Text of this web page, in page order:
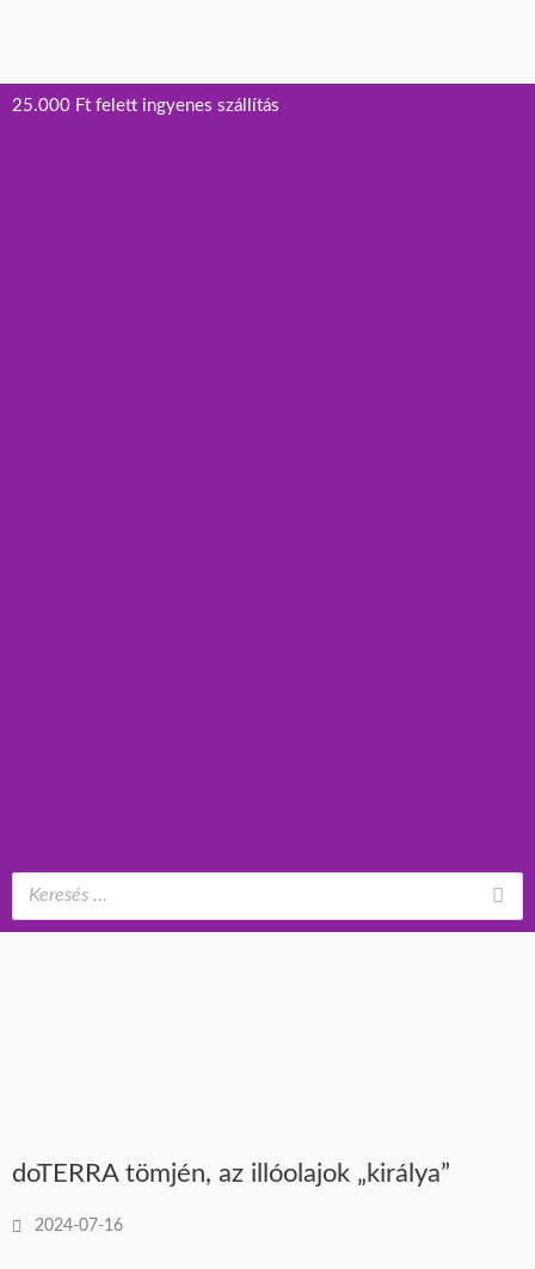
25.000 Ft felett ingyenes szállítás
doTERRA tömjén, az illóolajok „királya”
2024-07-16